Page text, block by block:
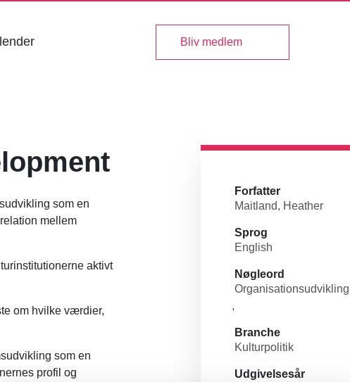
Bliv medlem
som en
mellem
aktivt
om hvilke værdier,
som en
profil og
Forfatter
Maitland, Heather
Sprog
English
Nøgleord
Organisationsudvikling
Branche
Kulturpolitik
Udgivelsesår